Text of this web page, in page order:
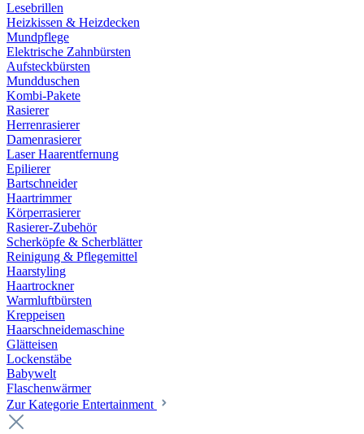
Lesebrillen
Heizkissen & Heizdecken
Mundpflege
Elektrische Zahnbürsten
Aufsteckbürsten
Mundduschen
Kombi-Pakete
Rasierer
Herrenrasierer
Damenrasierer
Laser Haarentfernung
Epilierer
Bartschneider
Haartrimmer
Körperrasierer
Rasierer-Zubehör
Scherköpfe & Scherblätter
Reinigung & Pflegemittel
Haarstyling
Haartrockner
Warmluftbürsten
Kreppeisen
Haarschneidemaschine
Glätteisen
Lockenstäbe
Babywelt
Flaschenwärmer
Zur Kategorie Entertainment